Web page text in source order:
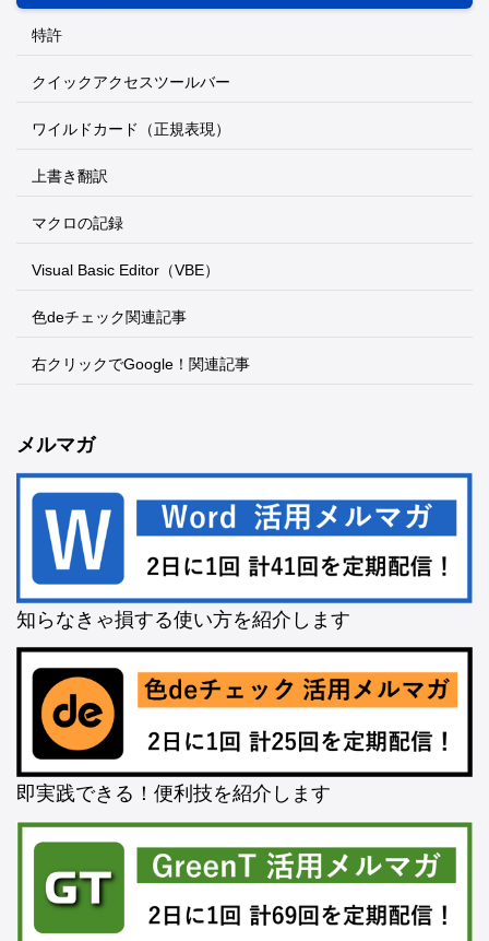
特許
クイックアクセスツールバー
ワイルドカード（正規表現）
上書き翻訳
マクロの記録
Visual Basic Editor（VBE）
色deチェック関連記事
右クリックでGoogle！関連記事
メルマガ
知らなきゃ損する使い方を紹介します
即実践できる！便利技を紹介します